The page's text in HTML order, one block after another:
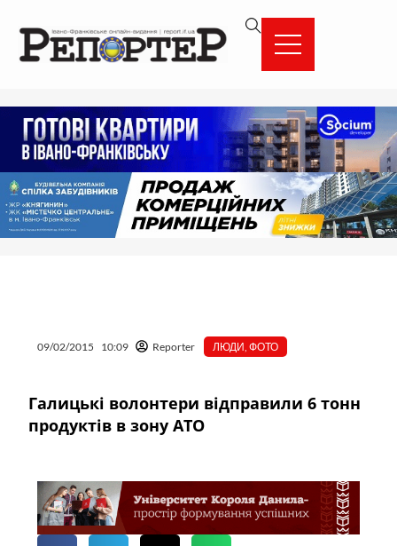
вмісту
09/02/2015 10:09 Reporter ЛЮДИ ,ФОТО
Галицькі волонтери відправили 6 тонн
продуктів в зону АТО